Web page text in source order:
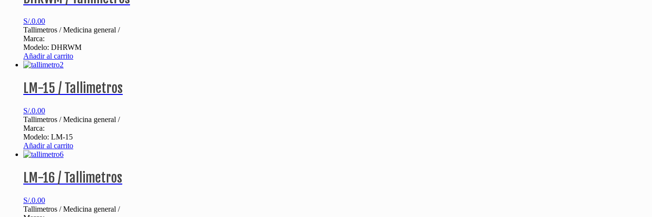
S/.0.00
Tallimetros / Medicina general /
Marca:
Modelo: DHRWM
Añadir al carrito
LM-15 / Tallimetros
S/.0.00
Tallimetros / Medicina general /
Marca:
Modelo: LM-15
Añadir al carrito
LM-16 / Tallimetros
S/.0.00
Tallimetros / Medicina general /